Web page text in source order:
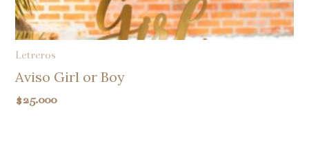
Letreros
Aviso Girl or Boy
$25.000